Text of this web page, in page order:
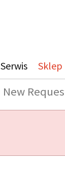
Serwis Sklep
New